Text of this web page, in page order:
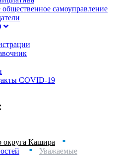
общественное самоуправление
COVID-19
округа Кашира ■
■
Уважаемые